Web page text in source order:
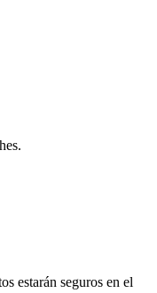
estarán seguros en el